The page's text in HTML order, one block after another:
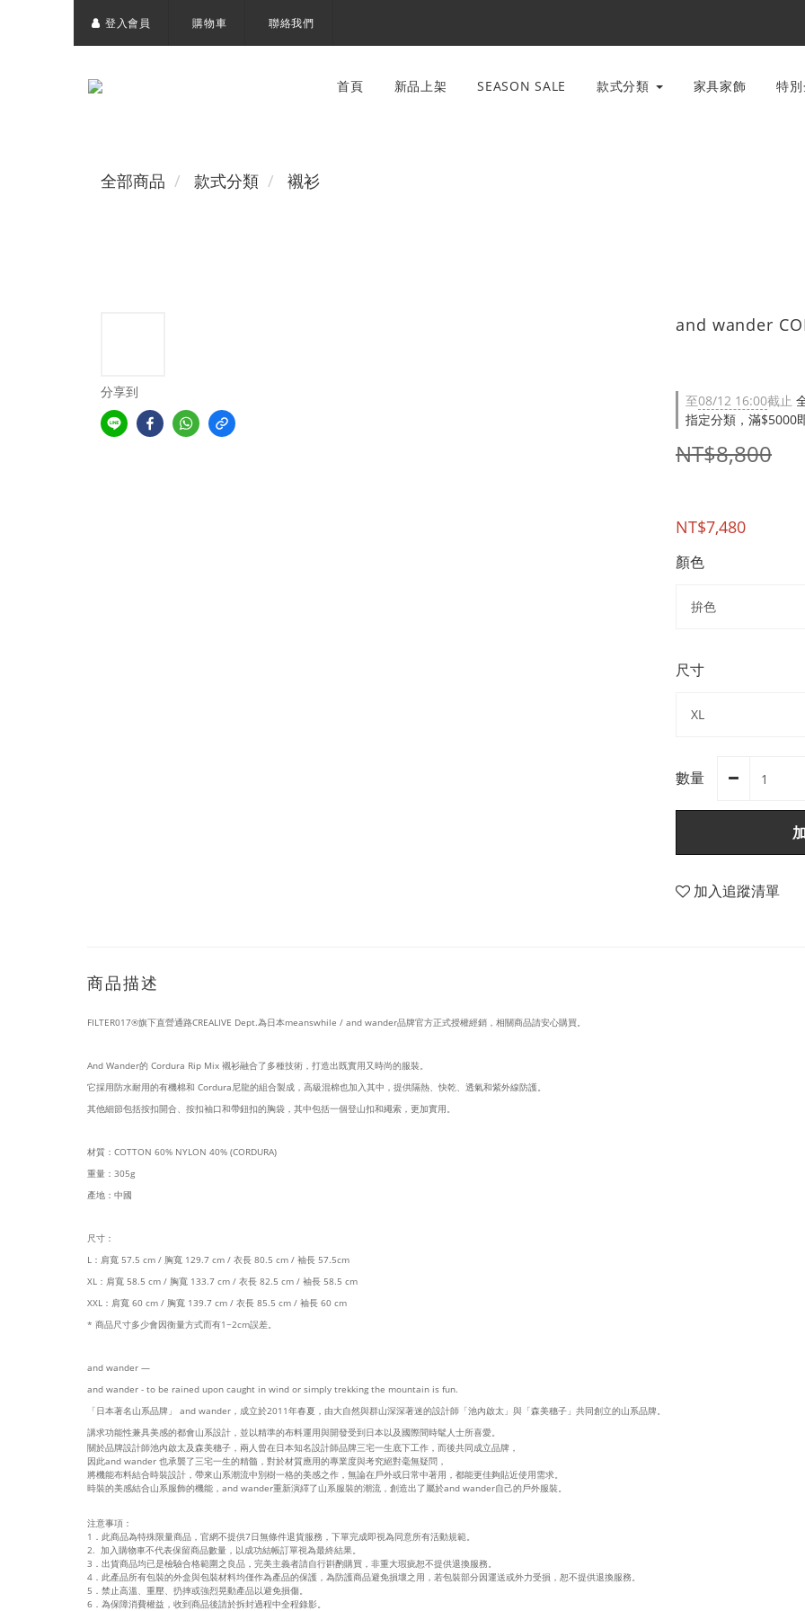
登入會員 購物車 聯絡我們
首頁 新品上架 SEASON SALE 款式分類 家具家飾 特
全部商品 款式分類 襯衫
分享到
and wander
至08/12 16:00截止
指定分類，滿$5000
NT$8,800
NT$7,480
顏色
尺寸
數量
加入追蹤清單
商品描述
FILTER017®旗下直營通路CREALIVE Dept.為日本meanswhile / and wander品牌官方正式授權經銷，相關商品請安心購買。
And Wander的 Cordura Rip Mix 襯衫融合了多種技術，打造出既實用又時尚的服裝。
它採用防水耐用的有機棉和 Cordura尼龍的組合製成，高級混棉也加入其中，提供隔熱、快乾、透氣和紫外線防護。
其他細節包括按扣開合、按扣袖口和帶鈕扣的胸袋，其中包括一個登山扣和繩索，更加實用。
材質： COTTON 60% NYLON 40% (CORDURA)
重量：305g
產地： 中國
尺寸：
L：肩寬 57.5 cm / 胸寬 129.7 cm / 衣長 80.5 cm / 袖長 57.5cm
XL：肩寬 58.5 cm / 胸寬 133.7 cm / 衣長 82.5 cm / 袖長 58.5 cm
XXL： 肩寬 60 cm / 胸寬 139.7 cm / 衣長 85.5 cm / 袖長 60 cm
* 商品尺寸多少會因衡量方式而有1~2cm誤差。
and wander —
and wander - to be rained upon caught in wind or simply trekking the mountain is fun.
「日本著名山系品牌」 and wander， 成立於2011年春夏，由大自然與群山深深著迷的設計師「池內啟太」與「森美穗子」共同創立的山系品牌。
講求功能性兼具美感的都會山系設計，並以精準的布料運用與開發受到日本以及國際間時髦人士所喜愛。
關於品牌設計師池內啟太及森美穗子，兩人曾在日本知名設計師品牌三宅一生底下工作，而後共同成立品牌，
因此and wander 也承襲了三宅一生的精髓，對於材質應用的專業度與考究絕對毫無疑問，
將機能布料結合時裝設計，帶來山系潮流中別樹一格的美感之作，無論在戶外或日常中著用，都能更佳夠貼近使用需求。
時裝的美感結合山系服飾的機能，and wander重新演繹了山系服裝的潮流，創造出了屬於and wander自己的戶外服裝。
注意事項：
1．此商品為特殊限量商品，官網不提供7日無條件退貨服務，下單完成即視為同意所有活動規範。
2. 加入購物車不代表保留商品數量，以成功結帳訂單視為最終結果。
3．出貨商品均已是檢驗合格範圍之良品，完美主義者請自行斟酌購買，非重大瑕疵恕不提供退換服務。
4．此產品所有包裝的外盒與包裝材料均僅作為產品的保護，為防護商品避免損壞之用，若包裝部分因運送或外力受損，恕不提供退換服務。
5．禁止高溫、重壓、扔摔或強烈晃動產品以避免損傷。
6．為保障消費權益，收到商品後請於拆封過程中全程錄影。